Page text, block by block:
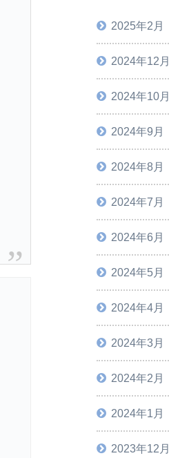
2025年2月
2024年12月
2024年10月
2024年9月
2024年8月
2024年7月
2024年6月
2024年5月
2024年4月
2024年3月
2024年2月
2024年1月
2023年12月